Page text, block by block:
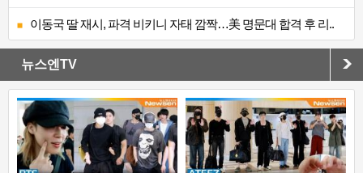
이동국 딸 재시, 파격 비키니 자태 깜짝…美 명문대 합격 후 리..
뉴스엔TV